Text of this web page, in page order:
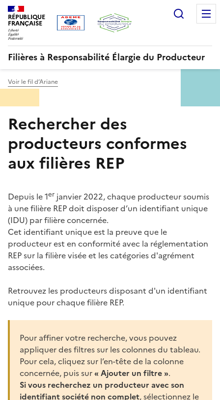
Aller
au
contenu
principal
RÉPUBLIQUE
FRANÇAISE
Filières à Responsabilité Élargie du Producteur
Voir le fil d’Ariane
Menu
ORRR
Rechercher des
producteurs conformes
aux filières REP
Depuis le 1er janvier 2022, chaque producteur soumis
à une filière REP doit disposer d’un identifiant unique
(IDU) par filière concernée.
Cet identifiant unique est la preuve que le
producteur est en conformité avec la réglementation
REP sur la filière visée et les catégories d'agrément
associées.
Retrouvez les producteurs disposant d'un identifiant
unique pour chaque filière REP.
Pour affiner votre recherche, vous pouvez
appliquer des filtres sur les colonnes du tableau.
Pour cela, cliquez sur l’en-tête de la colonne
concernée, puis sur« Ajouter un filtre ».
Si vous recherchez un producteur avec son
identifiant société non complet, sélectionnez le
Gestion des cookies